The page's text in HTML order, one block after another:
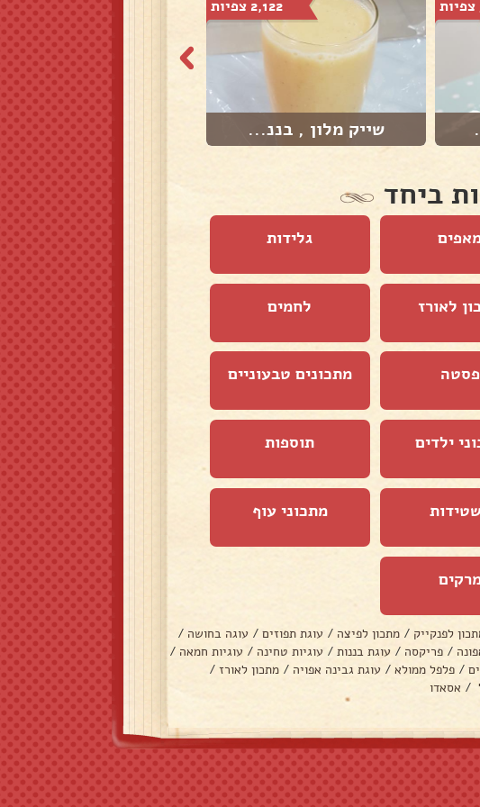
2,122 צפיות
שייק מלון , בננ...
ביחד
גלידות
לאורז לחמים
פסטה מתכונים טבעוניים
ילדים תוספות
מתכוני עוף
לפנקייק / מתכון לפיצה / עוגת תפוזים / עוגה בחושה /
/ פריקסה / עוגת בננות / עוגיות טחינה / עוגיות חמאה /
/ פלפל ממולא / עוגת גבינה אפויה / מתכון לאורז /
/ אסאדו